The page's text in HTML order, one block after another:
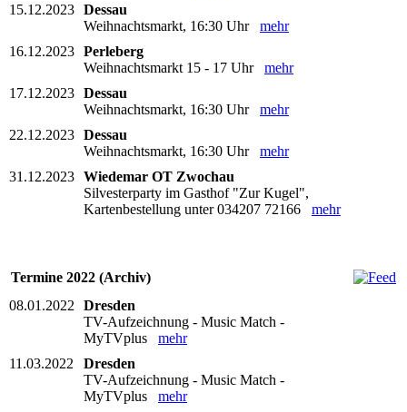
15.12.2023 Dessau
Weihnachtsmarkt, 16:30 Uhr mehr
16.12.2023 Perleberg
Weihnachtsmarkt 15 - 17 Uhr mehr
17.12.2023 Dessau
Weihnachtsmarkt, 16:30 Uhr mehr
22.12.2023 Dessau
Weihnachtsmarkt, 16:30 Uhr mehr
31.12.2023 Wiedemar OT Zwochau
Silvesterparty im Gasthof "Zur Kugel",
Kartenbestellung unter 034207 72166 mehr
Termine 2022 (Archiv)
08.01.2022
Dresden
TV-Aufzeichnung - Music Match -
MyTVplus mehr
11.03.2022
Dresden
TV-Aufzeichnung - Music Match -
MyTVplus mehr